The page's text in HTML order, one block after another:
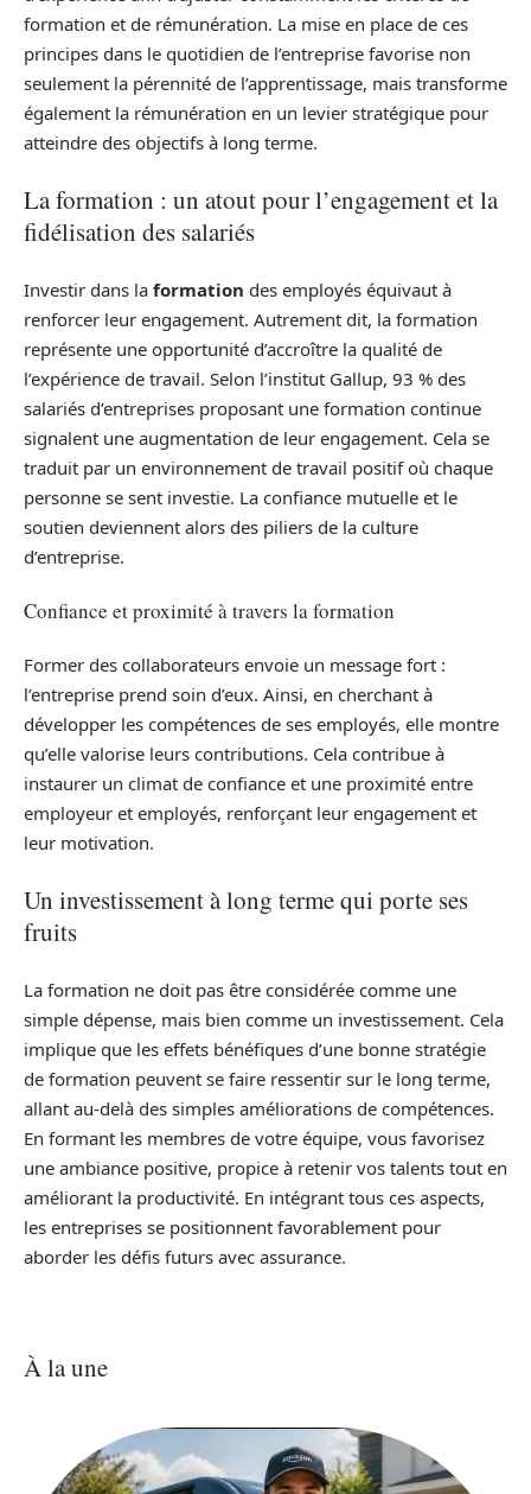
formation et de rémunération. La mise en place de ces
principes dans le quotidien de l’entreprise favorise non
seulement la pérennité de l’apprentissage, mais transforme
également la rémunération en un levier stratégique pour
atteindre des objectifs à long terme.
La formation : un atout pour l’engagement et la
fidélisation des salariés
Investir dans la formation des employés équivaut à
renforcer leur engagement. Autrement dit, la formation
représente une opportunité d’accroître la qualité de
l’expérience de travail. Selon l’institut Gallup, 93 % des
salariés d’entreprises proposant une formation continue
signalent une augmentation de leur engagement. Cela se
traduit par un environnement de travail positif où chaque
personne se sent investie. La confiance mutuelle et le
soutien deviennent alors des piliers de la culture
d’entreprise.
Confiance et proximité à travers la formation
Former des collaborateurs envoie un message fort :
l’entreprise prend soin d’eux. Ainsi, en cherchant à
développer les compétences de ses employés, elle montre
qu’elle valorise leurs contributions. Cela contribue à
instaurer un climat de confiance et une proximité entre
employeur et employés, renforçant leur engagement et
leur motivation.
Un investissement à long terme qui porte ses
fruits
La formation ne doit pas être considérée comme une
simple dépense, mais bien comme un investissement. Cela
implique que les effets bénéfiques d’une bonne stratégie
de formation peuvent se faire ressentir sur le long terme,
allant au-delà des simples améliorations de compétences.
En formant les membres de votre équipe, vous favorisez
une ambiance positive, propice à retenir vos talents tout en
améliorant la productivité. En intégrant tous ces aspects,
les entreprises se positionnent favorablement pour
aborder les défis futurs avec assurance.
À la une